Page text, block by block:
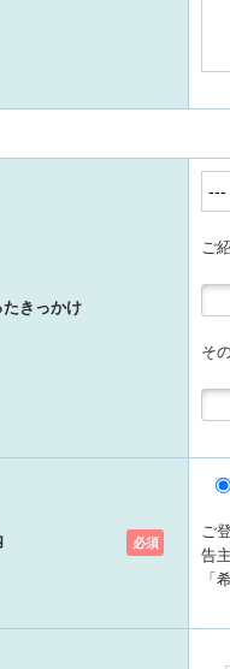
きっかけ
ご
そ
必須
ご
告
「